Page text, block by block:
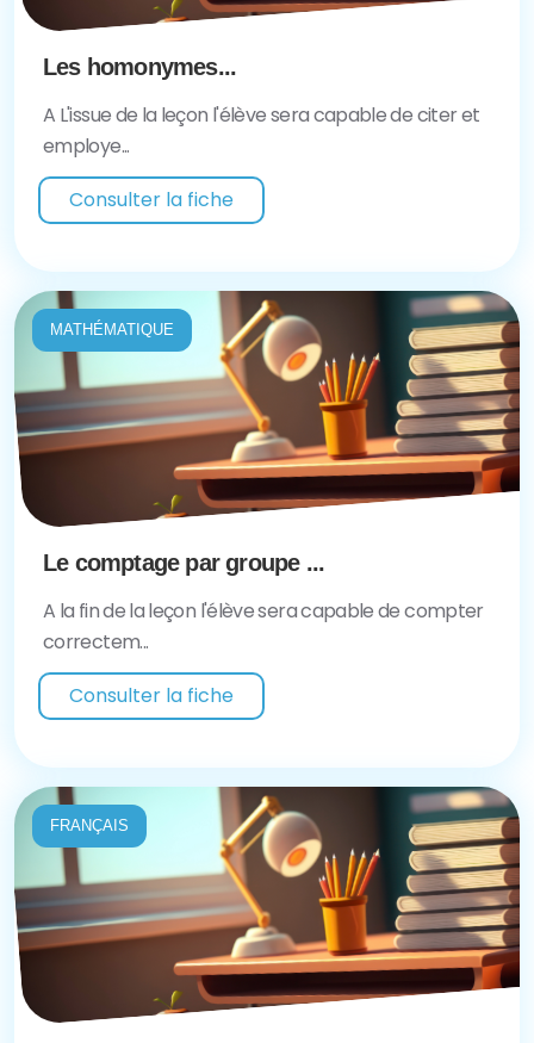
Les homonymes...
A L'issue de la leçon l'élève sera capable de citer et
employe...
Consulter la fiche
MATHÉMATIQUE
Le comptage par groupe ...
A la fin de la leçon l'élève sera capable de compter
correctem...
Consulter la fiche
FRANÇAIS